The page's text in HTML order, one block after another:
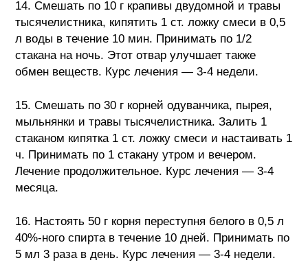
14. Смешать по 10 г крапивы двудомной и травы
тысячелистника, кипятить 1 ст. ложку смеси в 0,5
л воды в течение 10 мин. Принимать по 1/2
стакана на ночь. Этот отвар улучшает также
обмен веществ. Курс лечения — 3-4 недели.
15. Смешать по 30 г корней одуванчика, пырея,
мыльнянки и травы тысячелистника. Залить 1
стаканом кипятка 1 ст. ложку смеси и настаивать 1
ч. Принимать по 1 стакану утром и вечером.
Лечение продолжительное. Курс лечения — 3-4
месяца.
16. Настоять 50 г корня переступня белого в 0,5 л
40%-ного спирта в течение 10 дней. Принимать по
5 мл 3 раза в день. Курс лечения — 3-4 недели.